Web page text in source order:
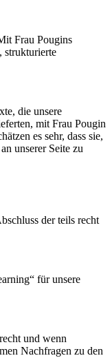
Frau Pougins
strukturierte
die unsere
mit Frau Pougin
es sehr, dass sie,
unserer Seite zu
der teils recht
für unsere
und wenn
Nachfragen zu den